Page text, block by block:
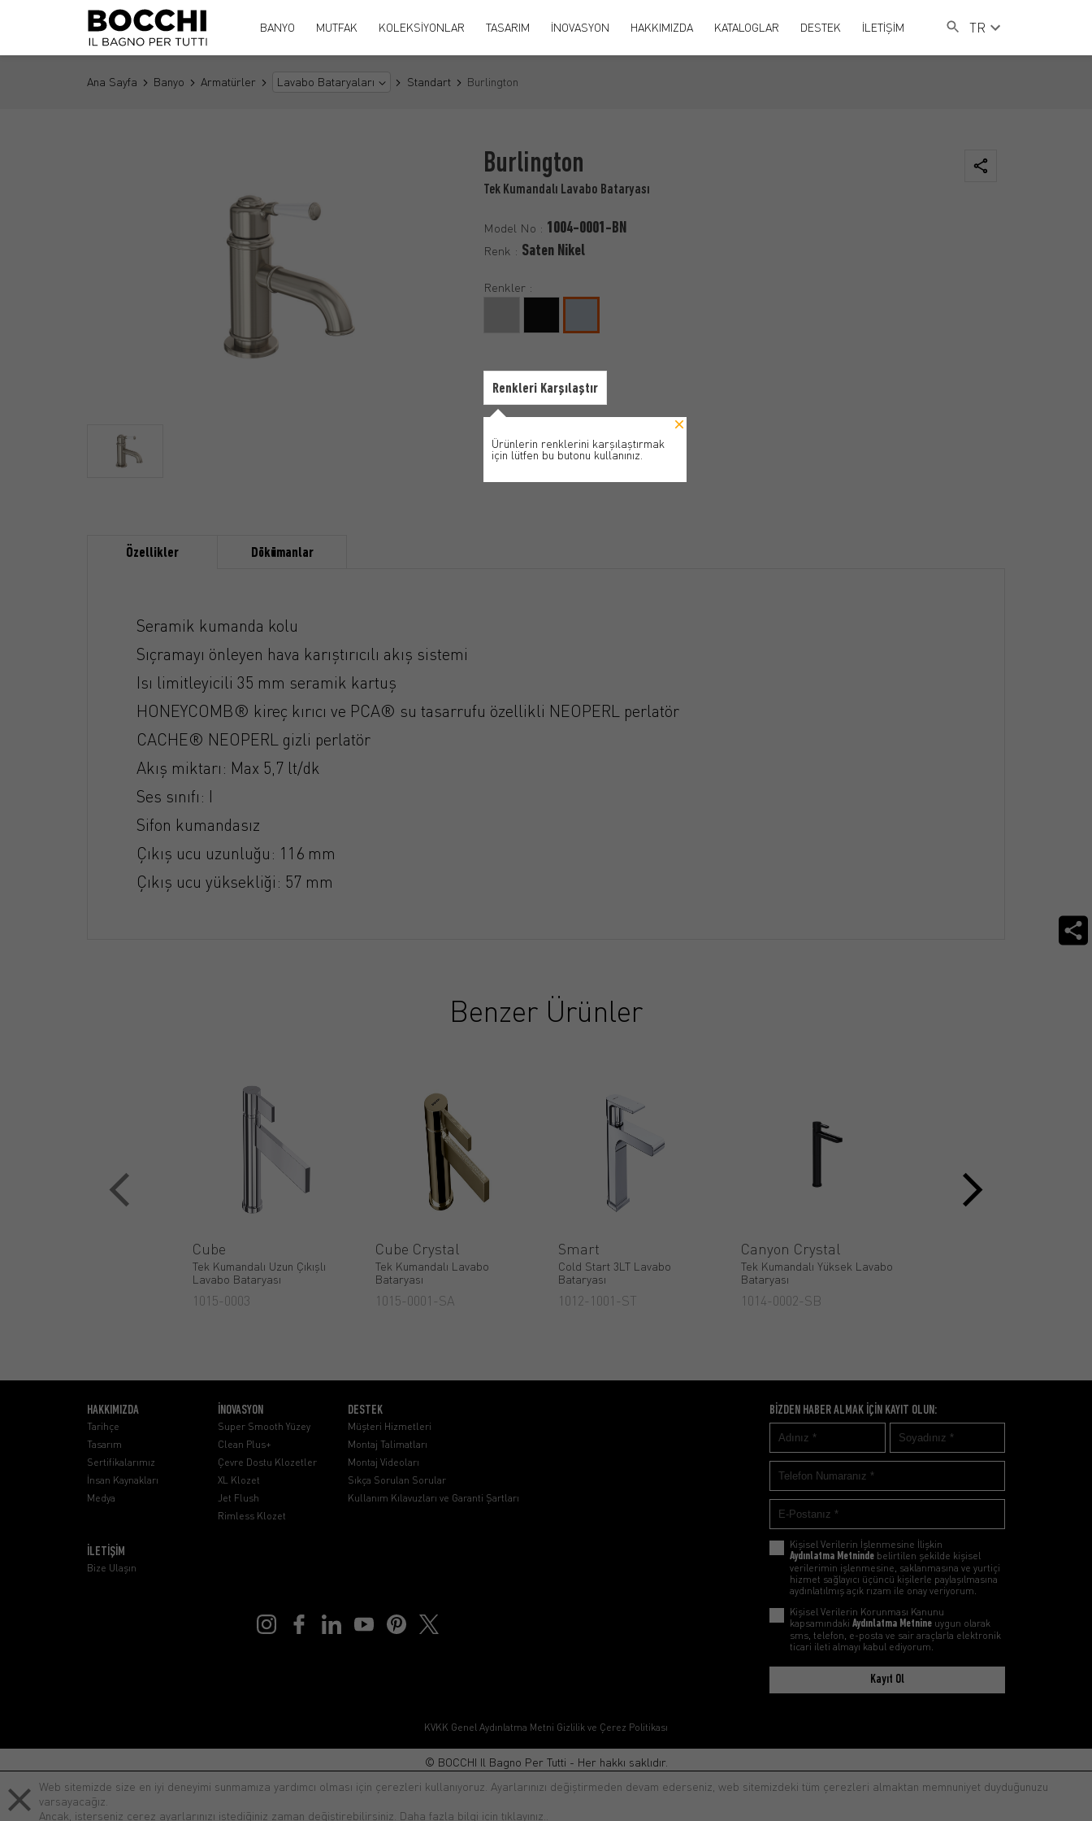
BANYO MUTFAK KOLEKSİYONLAR TASARIM İNOVASYON HAKKIMIZDA KATALOGLAR DESTEK İLETİŞİM TR
Ana Sayfa Banyo Armatürler Lavabo Bataryaları Standart Burlington
Burlington
Tek Kumandalı Lavabo Bataryası
Model No : 1004-0001-BN
Renk : Saten Nikel
Renkler :
Renkleri Karşılaştır
Ürünlerin renklerini karşılaştırmak
için lütfen bu butonu kullanınız.
Özellikler Dökümanlar
Seramik kumanda kolu
Sıçramayı önleyen hava karıştırıcılı akış sistemi
Isı limitleyicili 35 mm seramik kartuş
HONEYCOMB® kireç kırıcı ve PCA® su tasarrufu özellikli NEOPERL perlatör
CACHE® NEOPERL gizli perlatör
Akış miktarı: Max 5,7 lt/dk
Ses sınıfı: I
Sifon kumandasız
Çıkış ucu uzunluğu: 116 mm
Çıkış ucu yüksekliği: 57 mm
Benzer Ürünler
Cube
Tek Kumandalı Uzun Çıkışlı
Lavabo Bataryası
1015-0003
Cube Crystal
Tek Kumandalı Lavabo
Bataryası
1015-0001-SA
Smart
Cold Start 3LT Lavabo
Bataryası
1012-1001-ST
Canyon Crystal
Tek Kumandalı Yüksek Lavabo
Bataryası
1014-0002-SB
HAKKIMIZDA
Tarihçe
Tasarım
Sertifikalarımız
İnsan Kaynakları
Medya
İNOVASYON
Super Smooth Yüzey
Clean Plus+
Çevre Dostu Klozetler
XL Klozet
Jet Flush
Rimless Klozet
DESTEK
Müşteri Hizmetleri
Montaj Talimatları
Montaj Videoları
Sıkça Sorulan Sorular
Kullanım Kılavuzları ve Garanti Şartları
İLETİŞİM
Bize Ulaşın
BİZDEN HABER ALMAK İÇİN KAYIT OLUN:
Kişisel Verilerin İşlenmesine İlişkin
Aydınlatma Metninde belirtilen şekilde kişisel
verilerimin işlenmesine, saklanmasına ve yurtiçi
hizmet sağlayıcı üçüncü kişilerle paylaşılmasına
aydınlatılmış açık rızam ile onay veriyorum.
Kişisel Verilerin Korunması Kanunu
kapsamındaki Aydınlatma Metnine uygun olarak
sms, telefon, e-posta ve sair araçlarla elektronik
ticari ileti almayı kabul ediyorum.
Kayıt Ol
KVKK Genel Aydınlatma Metni Gizlilik ve Çerez Politikası
© BOCCHI Il Bagno Per Tutti - Her hakkı saklıdır.
Web sitemizde size en iyi deneyimi sunmamıza yardımcı olması için çerezleri kullanıyoruz. Ayarlarınızı değiştirmeden devam ederseniz, web sitemizdeki tüm çerezleri almaktan memnuniyet duyduğunuzu
varsayacağız.
Ancak, isterseniz çerez ayarlarınızı istediğiniz zaman değiştirebilirsiniz. Daha fazla bilgi için tıklayınız.